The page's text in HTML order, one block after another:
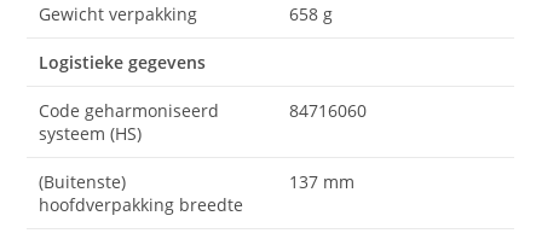
Gewicht verpakking 658 g
Logistieke gegevens
Code geharmoniseerd
systeem (HS)
84716060
(Buitenste)
hoofdverpakking breedte
137 mm